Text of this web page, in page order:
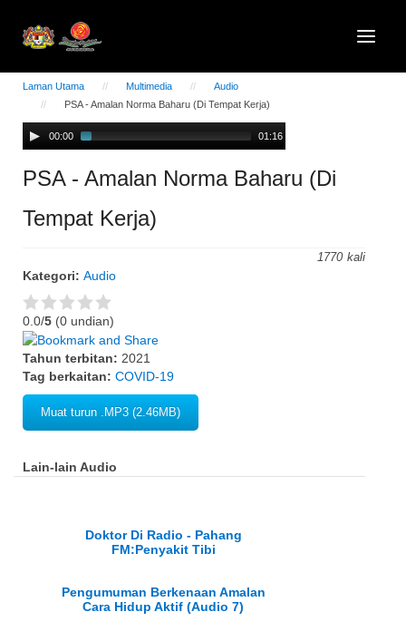
Laman Utama Multimedia
Audio
PSA - Amalan Norma Baharu (Di Tempat Kerja)
Audio
Player
00:00 01:16
PSA - Amalan Norma Baharu (Di
Tempat Kerja)
1770
Kategori: Audio
0.0/5 (0 undian)
Tahun terbitan: 2021
Tag berkaitan: COVID-19
Muat turun .MP3 (2.46MB)
Lain-lain Audio
Doktor Di Radio - Pahang
FM:Penyakit Tibi
Pengumuman Berkenaan Amalan
Cara Hidup Aktif (Audio 7)